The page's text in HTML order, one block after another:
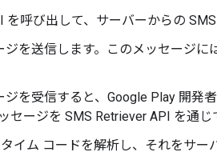
を呼び出して、サーバーからの
ジを送信します。このメッセージ
ジを受信すると、Google Play 開
セージを SMS Retriever API を通
イム コードを解析し、それをサー